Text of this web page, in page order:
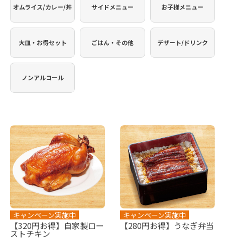
オムライス/カレー/丼 サイドメニュー お子様メニュー
大皿・お得セット ごはん・その他 デザート/ドリンク
ノンアルコール
キャンペーン実施中
【320円お得】自家製ロー
ストチキン
キャンペーン実施中
【280円お得】うなぎ弁当